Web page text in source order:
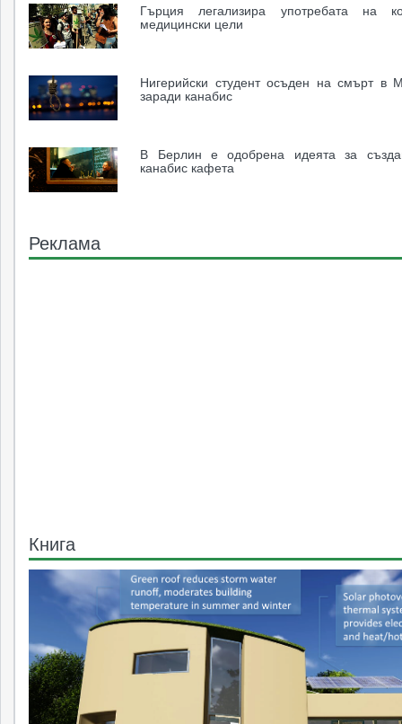
Гърция легализира употребата на
медицински цели
Нигерийски студент осъден на смърт в
заради канабис
В Берлин е одобрена идеята за
канабис кафета
Реклама
Книга